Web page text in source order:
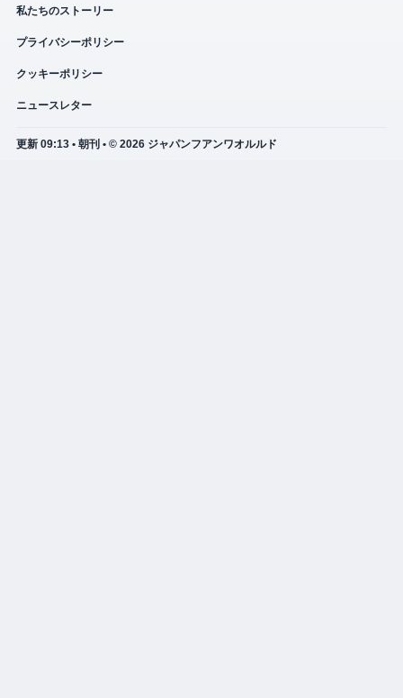
私たちのストーリー
プライバシーポリシー
クッキーポリシー
ニュースレター
更新 09:13 • 朝刊 • © 2026 ジャパンフアンワオルルド